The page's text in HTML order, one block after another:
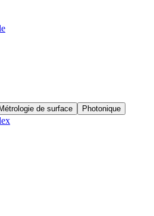
Métrologie de surface
Photonique